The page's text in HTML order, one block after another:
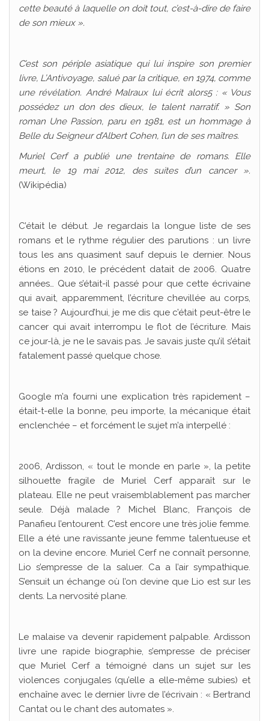
cette beauté à laquelle on doit tout, c’est-à-dire de faire
de son mieux ».
C’est son périple asiatique qui lui inspire son premier
livre, L’Antivoyage, salué par la critique, en 1974, comme
une révélation. André Malraux lui écrit alors5 : « Vous
possédez un don des dieux, le talent narratif. » Son
roman Une Passion, paru en 1981, est un hommage à
Belle du Seigneur d’Albert Cohen, l’un de ses maîtres.
Muriel Cerf a publié une trentaine de romans. Elle
meurt, le 19 mai 2012, des suites d’un cancer ».
(Wikipédia)
C’était le début. Je regardais la longue liste de ses
romans et le rythme régulier des parutions : un livre
tous les ans quasiment sauf depuis le dernier. Nous
étions en 2010, le précédent datait de 2006. Quatre
années… Que s’était-il passé pour que cette écrivaine
qui avait, apparemment, l’écriture chevillée au corps,
se taise ? Aujourd’hui, je me dis que c’était peut-être le
cancer qui avait interrompu le flot de l’écriture. Mais
ce jour-là, je ne le savais pas. Je savais juste qu’il s’était
fatalement passé quelque chose.
Google m’a fourni une explication très rapidement –
était-t-elle la bonne, peu importe, la mécanique était
enclenchée – et forcément le sujet m’a interpellé :
2006, Ardisson, « tout le monde en parle », la petite
silhouette fragile de Muriel Cerf apparaît sur le
plateau. Elle ne peut vraisemblablement pas marcher
seule. Déjà malade ? Michel Blanc, François de
Panafieu l’entourent. C’est encore une très jolie femme.
Elle a été une ravissante jeune femme talentueuse et
on la devine encore. Muriel Cerf ne connaît personne,
Lio s’empresse de la saluer. Ca a l’air sympathique.
S’ensuit un échange où l’on devine que Lio est sur les
dents. La nervosité plane.
Le malaise va devenir rapidement palpable. Ardisson
livre une rapide biographie, s’empresse de préciser
que Muriel Cerf a témoigné dans un sujet sur les
violences conjugales (qu’elle a elle-même subies) et
enchaîne avec le dernier livre de l’écrivain : « Bertrand
Cantat ou le chant des automates ».